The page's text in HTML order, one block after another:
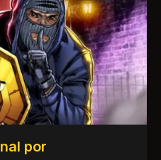
por